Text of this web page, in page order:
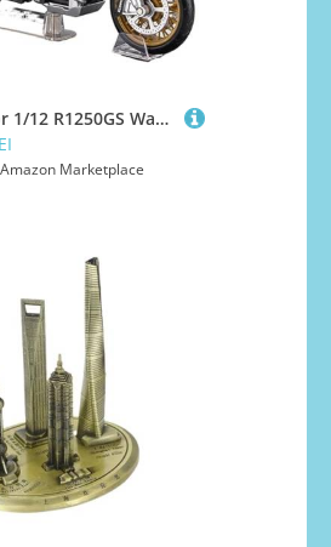
RHUIMEI for 1/12 R1250GS Waterbird Legierung Motorrad Modell Lenkung Multi-Funktion Kinder Metall Spielzeug Sammlung Ornamente Exquisite(Yellow)
Amazon Marketplace